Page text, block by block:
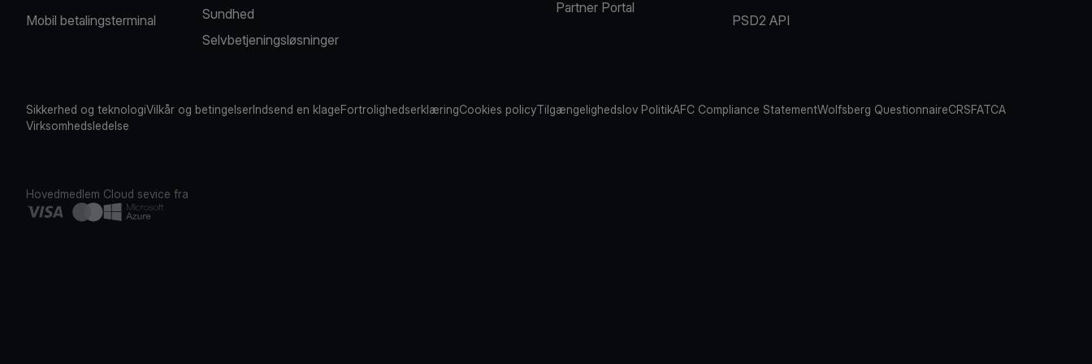
Mobil betalingsterminal
Sundhed
Selvbetjeningsløsninger
Partner Portal
PSD2 API
Sikkerhed og teknologiVilkår og betingelserIndsend en klageFortrolighedserklæringCookies policyTilgængelighedslov PolitikAFC Compliance StatementWolfsberg QuestionnaireCRSFATCA
Virksomhedsledelse
Hovedmedlem Cloud sevice fra